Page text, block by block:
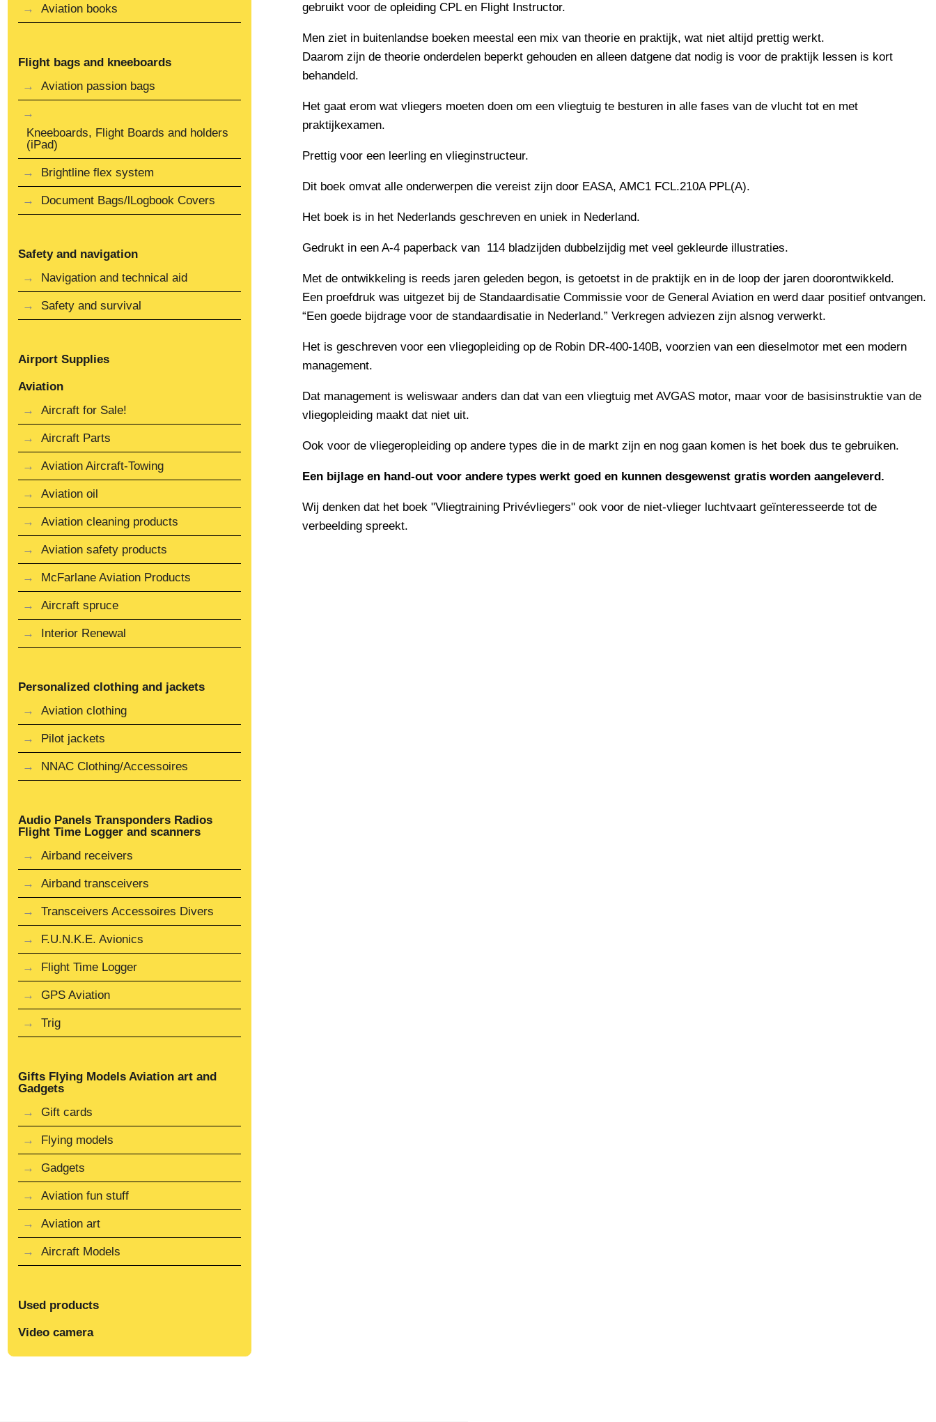
gebruikt voor de opleiding CPL en Flight Instructor.
Men ziet in buitenlandse boeken meestal een mix van theorie en praktijk, wat niet altijd prettig werkt.
Daarom zijn de theorie onderdelen beperkt gehouden en alleen datgene dat nodig is voor de praktijk lessen is kort
behandeld.
Het gaat erom wat vliegers moeten doen om een vliegtuig te besturen in alle fases van de vlucht tot en met
praktijkexamen.
Prettig voor een leerling en vlieginstructeur.
Dit boek omvat alle onderwerpen die vereist zijn door EASA, AMC1 FCL.210A PPL(A).
Het boek is in het Nederlands geschreven en uniek in Nederland.
Gedrukt in een A-4 paperback van 114 bladzijden dubbelzijdig met veel gekleurde illustraties.
Met de ontwikkeling is reeds jaren geleden begon, is getoetst in de praktijk en in de loop der jaren doorontwikkeld.
Een proefdruk was uitgezet bij de Standaardisatie Commissie voor de General Aviation en werd daar positief ontvangen.
“Een goede bijdrage voor de standaardisatie in Nederland.” Verkregen adviezen zijn alsnog verwerkt.
Het is geschreven voor een vliegopleiding op de Robin DR-400-140B, voorzien van een dieselmotor met een modern
management.
Dat management is weliswaar anders dan dat van een vliegtuig met AVGAS motor, maar voor de basisinstruktie van de
vliegopleiding maakt dat niet uit.
Ook voor de vliegeropleiding op andere types die in de markt zijn en nog gaan komen is het boek dus te gebruiken.
Een bijlage en hand-out voor andere types werkt goed en kunnen desgewenst gratis worden aangeleverd.
Wij denken dat het boek "Vliegtraining Privévliegers" ook voor de niet-vlieger luchtvaart geïnteresseerde tot de
verbeelding spreekt.
Aviation books
Flight bags and kneeboards
Aviation passion bags
Kneeboards, Flight Boards and holders
(iPad)
Brightline flex system
Document Bags/lLogbook Covers
Safety and navigation
Navigation and technical aid
Safety and survival
Airport Supplies
Aviation
Aircraft for Sale!
Aircraft Parts
Aviation Aircraft-Towing
Aviation oil
Aviation cleaning products
Aviation safety products
McFarlane Aviation Products
Aircraft spruce
Interior Renewal
Personalized clothing and jackets
Aviation clothing
Pilot jackets
NNAC Clothing/Accessoires
Audio Panels Transponders Radios
Flight Time Logger and scanners
Airband receivers
Airband transceivers
Transceivers Accessoires Divers
F.U.N.K.E. Avionics
Flight Time Logger
GPS Aviation
Trig
Gifts Flying Models Aviation art and
Gadgets
Gift cards
Flying models
Gadgets
Aviation fun stuff
Aviation art
Aircraft Models
Used products
Video camera